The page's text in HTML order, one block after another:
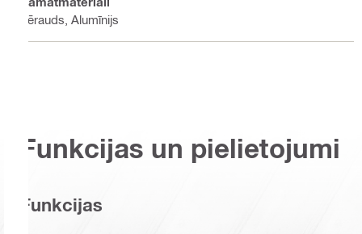
Tērauds, Alumīnijs
Funkcijas un pielietojumi
Funkcijas